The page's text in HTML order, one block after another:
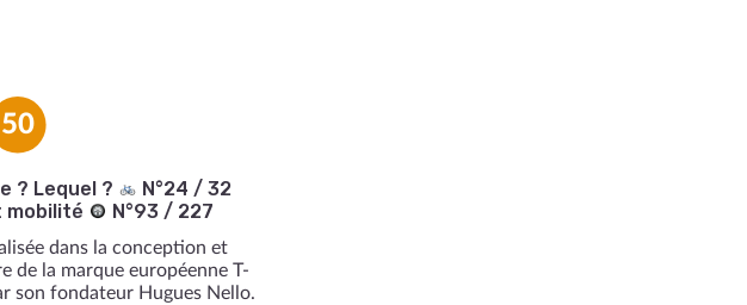
50
? Lequel ?
N°24 / 32
mobilité N°93 / 227
dans la conception et
de la marque européenne T-
son fondateur Hugues Nello.